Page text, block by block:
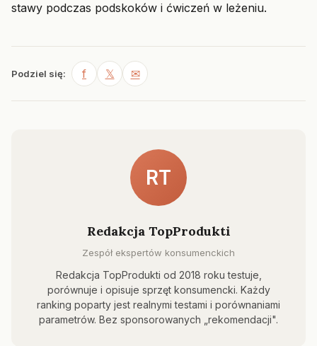
stawy podczas podskoków i ćwiczeń w leżeniu.
Podziel się: f 𝕏 ✉
RT
Redakcja TopProdukti
Zespół ekspertów konsumenckich
Redakcja TopProdukti od 2018 roku testuje,
porównuje i opisuje sprzęt konsumencki. Każdy
ranking poparty jest realnymi testami i porównaniami
parametrów. Bez sponsorowanych „rekomendacji".